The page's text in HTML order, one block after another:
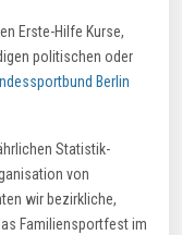
Erste-Hilfe Kurse,
politischen oder
Berlin
Statistik-
von
wir bezirkliche,
Familiensportfest im